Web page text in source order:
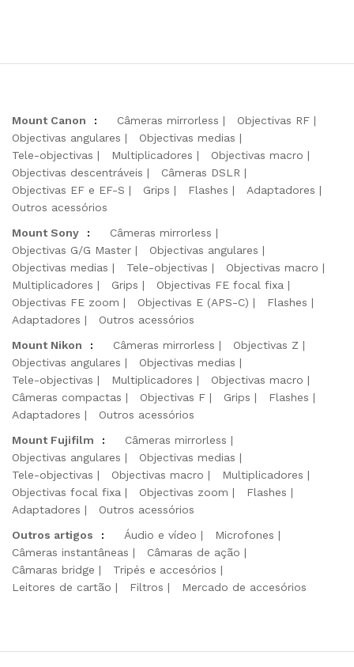
Mount Canon : Câmeras mirrorless
Objectivas RF
Objectivas angulares
Objectivas medias
Tele-objectivas
Multiplicadores
Objectivas macro
Objectivas descentráveis
Câmeras DSLR
Objectivas EF e EF-S
Grips Flashes
Adaptadores
Outros acessórios
Mount Sony
:
Câmeras mirrorless
Objectivas G/G Master
Objectivas angulares
Objectivas medias
Tele-objectivas
Objectivas macro
Multiplicadores
Grips
Objectivas FE focal fixa
Objectivas FE zoom
Objectivas E (APS-C)
Flashes
Adaptadores
Outros acessórios
Mount Nikon
: Câmeras mirrorless
Objectivas Z
Objectivas angulares
Objectivas medias
Tele-objectivas
Multiplicadores
Objectivas macro
Câmeras compactas
Objectivas F Grips
Flashes
Adaptadores
Outros acessórios
Mount Fujifilm
:
Câmeras mirrorless
Objectivas angulares
Objectivas medias
Tele-objectivas
Objectivas macro
Multiplicadores
Objectivas focal fixa
Objectivas zoom
Flashes
Adaptadores
Outros acessórios
Outros artigos
: Áudio e vídeo
Microfones
Câmeras instantâneas
Câmaras de ação
Câmaras bridge
Tripés e accesórios
Leitores de cartão
Filtros Mercado de accesórios